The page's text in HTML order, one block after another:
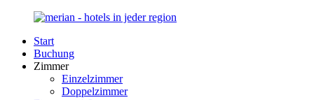
Zurück
Inhalt
Merian-
Hotel.de
Portal
Start
Buchung
Zimmer
Einzelzimmer
Doppelzimmer